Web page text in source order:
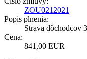
ZOU0212021
Popis plnenia:
Strava dôchodcov
Cena:
841,00 EUR